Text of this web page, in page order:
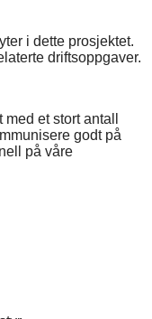
i dette prosjektet.
driftsoppgaver.
et stort antall
godt på
på våre